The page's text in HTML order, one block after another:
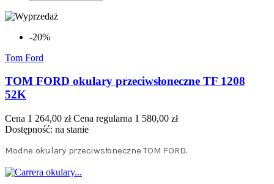
-20%
Tom Ford
TOM FORD okulary przeciwsłoneczne TF 1208
52K
Cena 1 264,00 zł Cena regularna 1 580,00 zł
Dostępność: na stanie
Modne okulary przeciwsłoneczne TOM FORD.